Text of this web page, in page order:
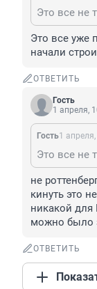
Это все не
Это все уже
начали
ОТВЕТИТЬ
Гость
1 апреля,
Гость1
Это все не
не
кинуть это
никакой для
можно было
ОТВЕТИТЬ